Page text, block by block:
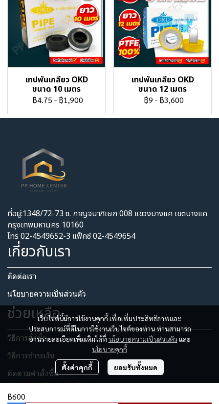
เทปพันเกลียว OKD
ขนาด 10 เมตร
฿4.75 - ฿1,900
เทปพันเกลียว OKD
ขนาด 12 เมตร
฿9 - ฿3,600
฿600
เว็บไซต์นี้มีการใช้งานคุกกี้ เพื่อเพิ่มประสิทธิภาพและ
ประสบการณ์ที่ดีในการใช้งานเว็บไซต์ของท่าน ท่านสามารถ
อ่านรายละเอียดเพิ่มเติมได้ที่ นโยบายความเป็นส่วนตัว และ
นโยบายคุกกี้
ตั้งค่าคุกกี้ ยอมรับทั้งหมด
ที่อยู่:1348/72-73 ซ. กาญจนาภิเษก 008 แขวงบางแค เขตบางแค
กรุงเทพมหานคร 10160
โทร 02-4549652-3 แฟ็กซ์ 02-4549654
เกี่ยวกับเรา
ติดต่อเรา
นโยบายความเป็นส่วนตัว​
ช่วยเหลือ
วิธีการสั่งซื้อ
วิธีการชำระเงิน
ติดตามคำสั่งซื้อ